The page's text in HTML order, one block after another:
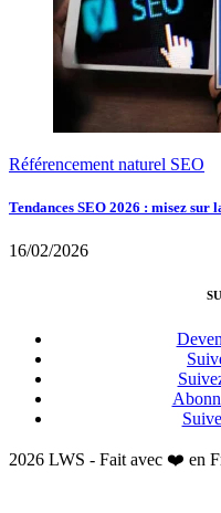
Référencement naturel SEO
Tendances SEO 2026 : misez
16/02/2026
2026 LWS - Fait avec ❤️ en